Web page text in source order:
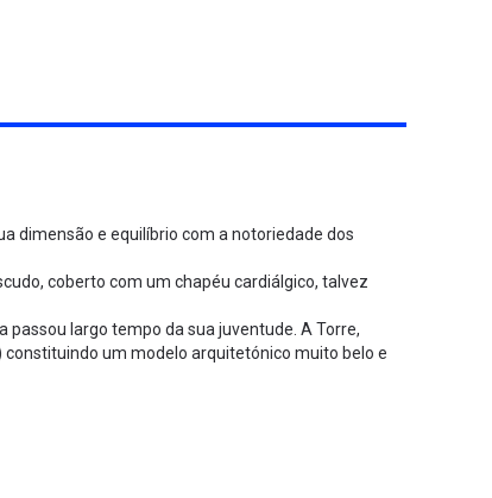
dimensão e equilíbrio com a notoriedade dos
coberto com um chapéu cardiálgico, talvez
passou largo tempo da sua juventude. A Torre,
constituindo um modelo arquitetónico muito belo e